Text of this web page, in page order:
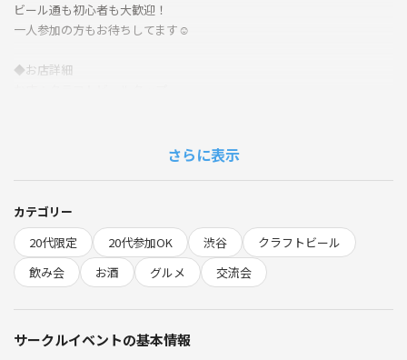
ビール通も初心者も大歓迎！
一人参加の方もお待ちしてます☺️
◆お店詳細
◆当日の流れ
・18:55 お店集合
・19:00 イベントスタート＆乾杯タイム
・21:00 終了・現地解散
⚠️注意事項⚠️
下記の行為はご遠慮ください。
さらに表示
カテゴリー
20代限定
20代参加OK 渋谷
クラフトビール
飲み会
お酒 グルメ 交流会
サークルイベントの基本情報